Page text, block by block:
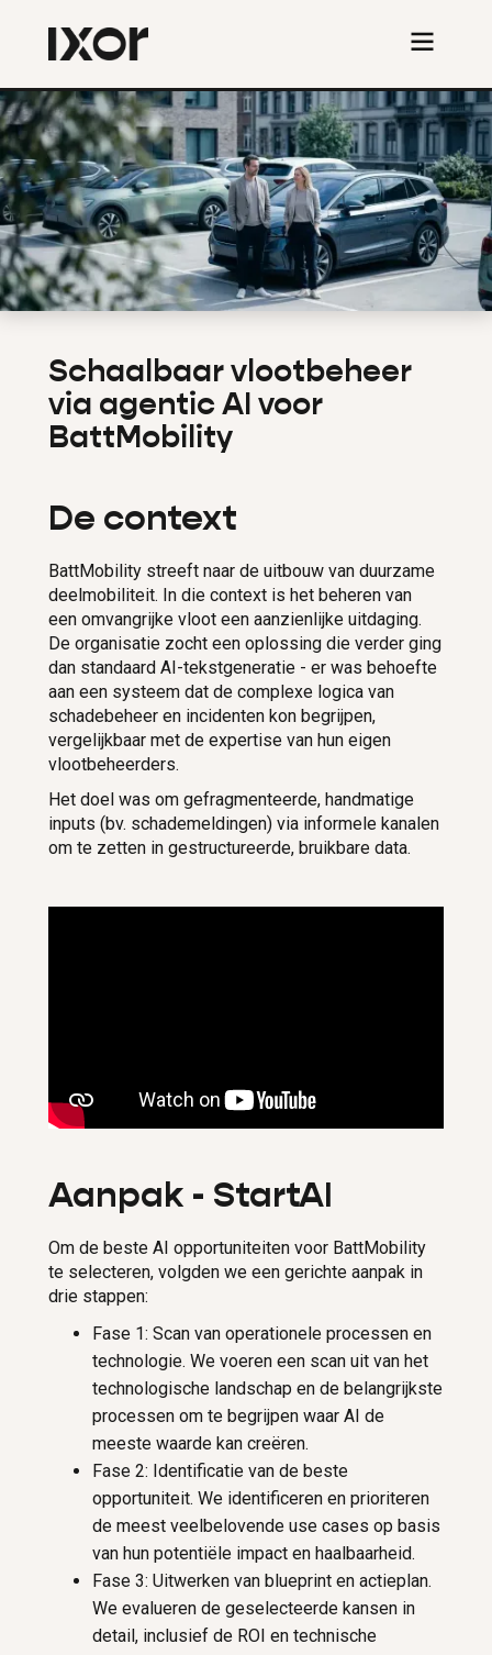
Schaalbaar vlootbeheer
via agentic AI voor
BattMobility
De context
BattMobility streeft naar de uitbouw van duurzame
deelmobiliteit. In die context is het beheren van
een omvangrijke vloot een aanzienlijke uitdaging.
De organisatie zocht een oplossing die verder ging
dan standaard AI-tekstgeneratie - er was behoefte
aan een systeem dat de complexe logica van
schadebeheer en incidenten kon begrijpen,
vergelijkbaar met de expertise van hun eigen
vlootbeheerders.
Het doel was om gefragmenteerde, handmatige
inputs (bv. schademeldingen) via informele kanalen
om te zetten in gestructureerde, bruikbare data.
Aanpak - StartAI
Om de beste AI opportuniteiten voor BattMobility
te selecteren, volgden we een gerichte aanpak in
drie stappen:
Fase 1: Scan van operationele processen en
technologie. We voeren een scan uit van het
technologische landschap en de belangrijkste
processen om te begrijpen waar AI de
meeste waarde kan creëren.
Fase 2: Identificatie van de beste
opportuniteit. We identificeren en prioriteren
de meest veelbelovende use cases op basis
van hun potentiële impact en haalbaarheid.
Fase 3: Uitwerken van blueprint en actieplan.
We evalueren de geselecteerde kansen in
detail, inclusief de ROI en technische